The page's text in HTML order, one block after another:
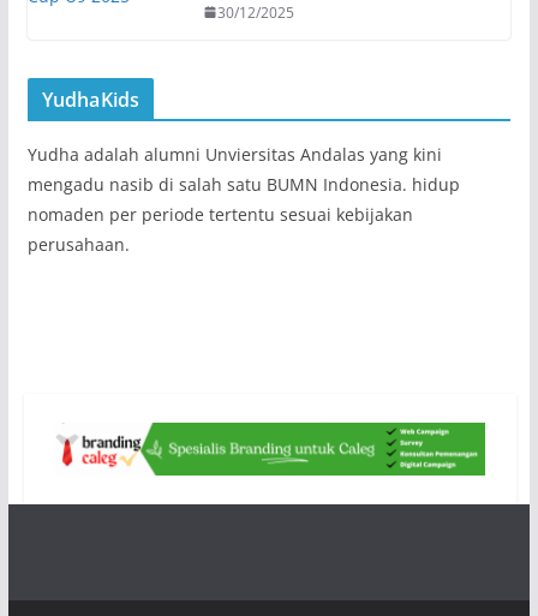
30/12/2025
YudhaKids
Yudha adalah alumni Unviersitas Andalas yang kini
mengadu nasib di salah satu BUMN Indonesia. hidup
nomaden per periode tertentu sesuai kebijakan
perusahaan.